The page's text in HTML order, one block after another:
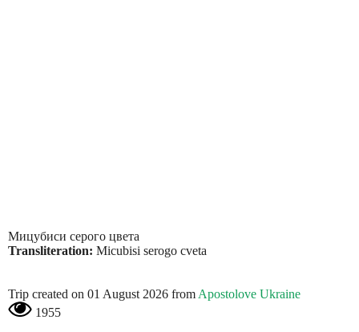
Мицубиси серого цвета
Transliteration: Micubisi serogo cveta
Trip created on 01 August 2026 from Apostolove Ukraine
1955